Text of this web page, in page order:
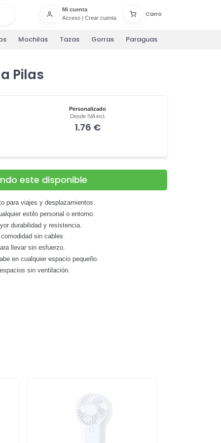
Mi cuenta
Acceso| Crear cuenta
Carro
Mochilas Tazas Gorras Paraguas
Pilas
Personalizado
Desde IVA incl.
1.76 €
este disponible
para viajes y desplazamientos.
estilo personal o entorno.
durabilidad y resistencia.
sin cables.
llevar sin esfuerzo.
en cualquier espacio pequeño.
sin ventilación.